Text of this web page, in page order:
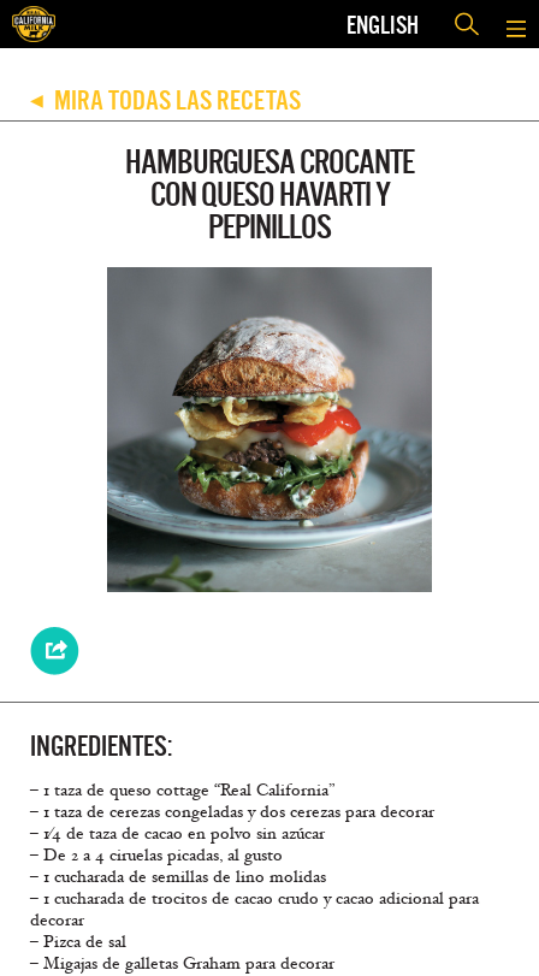
ENGLISH
◀ MIRA TODAS LAS RECETAS
HAMBURGUESA CROCANTE
CON QUESO HAVARTI Y
PEPINILLOS
INGREDIENTES:
– 1 taza de queso cottage “Real California”
– 1 taza de cerezas congeladas y dos cerezas para decorar
– 1⁄4 de taza de cacao en polvo sin azúcar
– De 2 a 4 ciruelas picadas, al gusto
– 1 cucharada de semillas de lino molidas
– 1 cucharada de trocitos de cacao crudo y cacao adicional para
decorar
– Pizca de sal
– Migajas de galletas Graham para decorar